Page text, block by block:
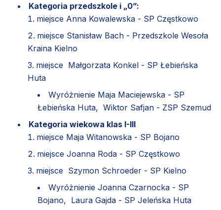
Kategoria przedszkole i „0”:
miejsce Anna Kowalewska - SP Częstkowo
miejsce Stanisław Bach - Przedszkole Wesoła
Kraina Kielno
miejsce Małgorzata Konkel - SP Łebieńska
Huta
Wyróżnienie Maja Maciejewska - SP
Łebieńska Huta, Wiktor Safjan - ZSP Szemud
Kategoria wiekowa klas I-III
miejsce Maja Witanowska - SP Bojano
miejsce Joanna Roda - SP Częstkowo
miejsce Szymon Schroeder - SP Kielno
Wyróżnienie Joanna Czarnocka - SP
Bojano, Laura Gajda - SP Jeleńska Huta